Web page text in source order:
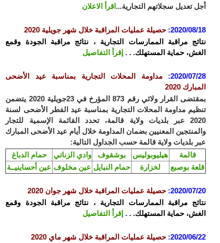
أجل تعديل سجلاتهم التجارية... اقرأ الاعلان
2020/08/18
: حصيلة عمليات المراقبة خلال شهر جويلية 2020
نتائج مراقبة الممارسات التجارية ، نتائج مراقبة الجودة وقمع
الغش، حماية المستهلك. . . إقرأ التفاصيل
2020/07/28
:
مداومة المحلات التجارية بمناسبة عيد الأضحى
المبارك 2020
بمقتضى ال
قرار ولائي رقم 873 المؤرخ في 23جويلية 2020 يتضمن
تنظيم مداومة المحلات التجارية بمناسبة عيد الفطر الأضحى لسنة
2020 عبر بلديات ولاية قالمة، تحدد القائمة الإسمية للتجار
والمنتجين المعنيين بضمان المداومة خلال أيام عيد الأضحى المبارك
عبر بلديات ولاية قالمة حسب الجداول التالية:
حمام الدباغ
وادي الزناتي بوشقوف هيليوبوليس
قالمة
عين أحساينيــة عين مخلوف حمام النبايل لخزارة قلعة بوصبع
2020/07/20
: حصيلة عمليات المراقبة خلال شهر جوان 2020
نتائج مراقبة الممارسات التجارية ، نتائج مراقبة الجودة وقمع
الغش، حماية المستهلك. . . إقرأ التفاصيل
2020/06/22
: حصيلة عمليات المراقبة خلال شهر ماي 2020